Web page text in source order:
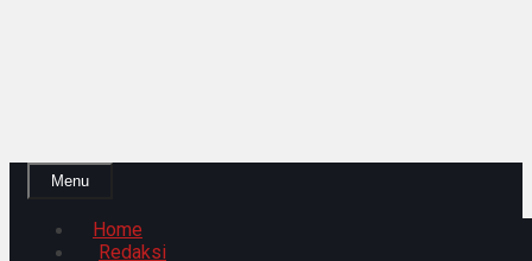
Menu
Home
Redaksi